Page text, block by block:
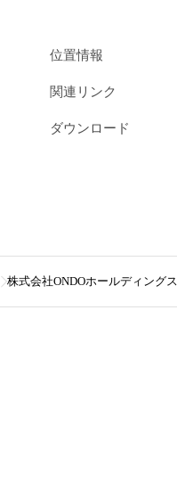
位置情報
関連リンク
ダウンロード
株式会社ONDOホールディングス